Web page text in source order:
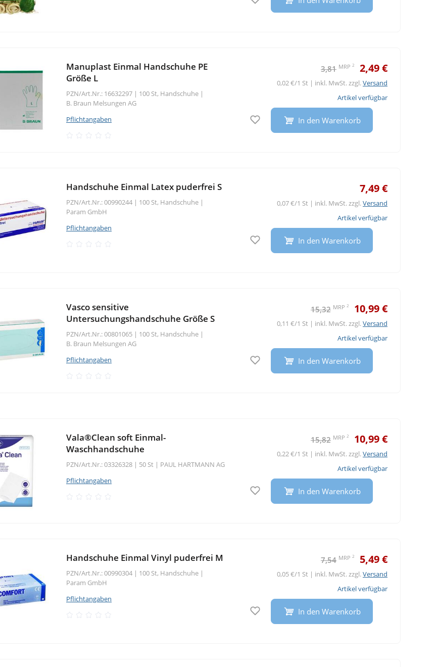
Manuplast Einmal Handschuhe PE
Größe L
PZN/Art.Nr.: 16632297 | 100 St, Handschuhe |
B. Braun Melsungen AG
Pflichtangaben
3,81 MRP 2 2,49 €
0,02 €/1 St | inkl. MwSt. zzgl.Versand
Artikel verfügbar
Auf den Merkzettel
In den Warenkorb
Handschuhe Einmal Latex puderfrei S
PZN/Art.Nr.: 00990244 | 100 St, Handschuhe |
Param GmbH
Pflichtangaben
7,49 €
0,07 €/1 St | inkl. MwSt. zzgl.Versand
Artikel verfügbar
Auf den Merkzettel
In den Warenkorb
Vasco sensitive
Untersuchungshandschuhe Größe S
PZN/Art.Nr.: 00801065 | 100 St, Handschuhe |
B. Braun Melsungen AG
Pflichtangaben
15,32 MRP 2 10,99 €
0,11 €/1 St | inkl. MwSt. zzgl.Versand
Artikel verfügbar
Auf den Merkzettel
In den Warenkorb
Vala®Clean soft Einmal-
Waschhandschuhe
PZN/Art.Nr.: 03326328 | 50 St | PAUL HARTMANN AG
Pflichtangaben
15,82 MRP 2 10,99 €
0,22 €/1 St | inkl. MwSt. zzgl.Versand
Artikel verfügbar
Auf den Merkzettel
In den Warenkorb
Handschuhe Einmal Vinyl puderfrei M
PZN/Art.Nr.: 00990304 | 100 St, Handschuhe |
Param GmbH
Pflichtangaben
7,54 MRP 2 5,49 €
0,05 €/1 St | inkl. MwSt. zzgl.Versand
Artikel verfügbar
Auf den Merkzettel
In den Warenkorb